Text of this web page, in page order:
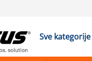
Sve kategorije